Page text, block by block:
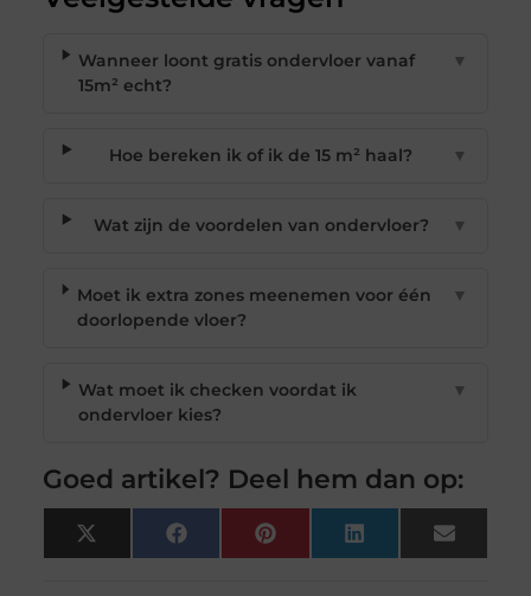
Wanneer loont gratis ondervloer vanaf
15m² echt?
▼
Hoe bereken ik of ik de 15 m² haal? ▼
Wat zijn de voordelen van ondervloer? ▼
Moet ik extra zones meenemen voor één
doorlopende vloer?
▼
Wat moet ik checken voordat ik
ondervloer kies?
▼
Goed artikel? Deel hem dan op:
X
(Twitter)
FacebookPinterest LinkedIn Email